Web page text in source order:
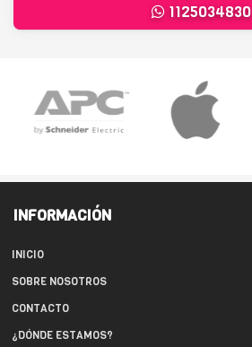
1125034830
INFORMACIÓN
INICIO
SOBRE NOSOTROS
CONTACTO
¿DÓNDE ESTAMOS?